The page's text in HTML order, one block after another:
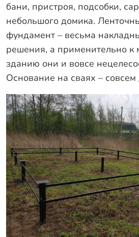
бани, пристроя, подсобки,
небольшого домика.
фундамент – весьма
решения, а применительно к
зданию они и вовсе
Основание на сваях – совсем